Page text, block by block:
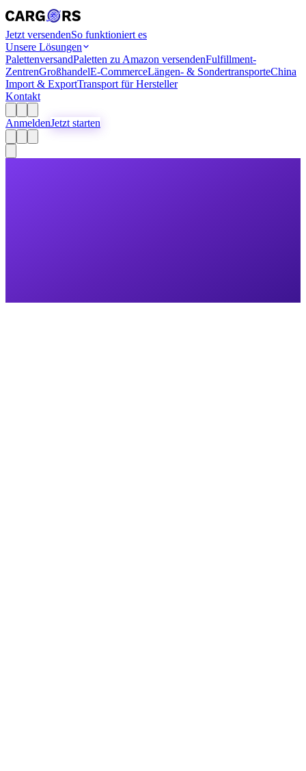
Jetzt versendenSo funktioniert es
Unsere Lösungen
PalettenversandPaletten zu Amazon versendenFulfillment-
ZentrenGroßhandelE-CommerceLängen- & SondertransporteChina
Import & ExportTransport für Hersteller
Kontakt
AnmeldenJetzt starten